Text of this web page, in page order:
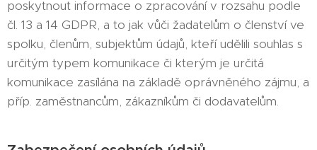
poskytnout informace o zpracování v rozsahu podle
čl. 13 a 14 GDPR, a to jak vůči žadatelům o členství ve
spolku, členům, subjektům údajů, kteří udělili souhlas s
určitým typem komunikace či kterým je určitá
komunikace zasílána na základě oprávněného zájmu, a
příp. zaměstnancům, zákazníkům či dodavatelům.